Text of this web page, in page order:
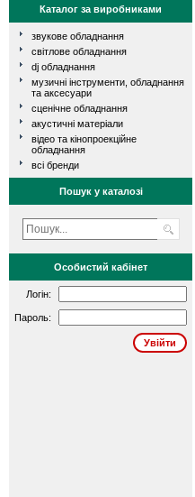
Каталог за виробниками
звукове обладнання
світлове обладнання
dj обладнання
музичні інструменти, обладнання
та аксесуари
сценічне обладнання
акустичні матеріали
відео та кінопроекційне
обладнання
всі бренди
Пошук у каталозі
Особистий кабінет
Логін:
Пароль: